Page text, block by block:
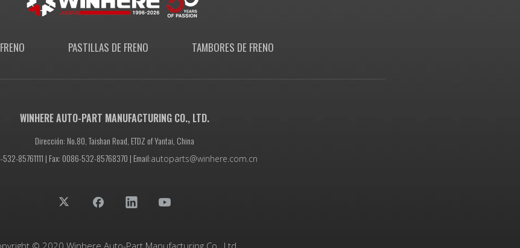
PASTILLAS DE FRENO TAMBORES DE FRENO
WINHERE AUTO-PART MANUFACTURING CO., LTD.
Dirección: No.80, Taishan Road, ETDZ of Yantai, China
85761111 | Fax: 0086-532-85768370 | Email:autoparts@winhere.com.cn
© 2020 Winhere Auto-Part Manufacturing Co., Ltd.